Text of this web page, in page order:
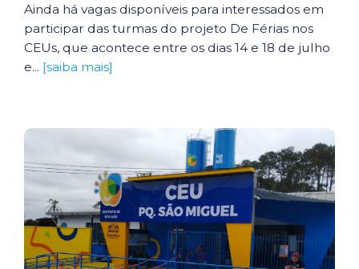
Ainda há vagas disponíveis para interessados em
participar das turmas do projeto De Férias nos
CEUs, que acontece entre os dias 14 e 18 de julho
e... [saiba mais]